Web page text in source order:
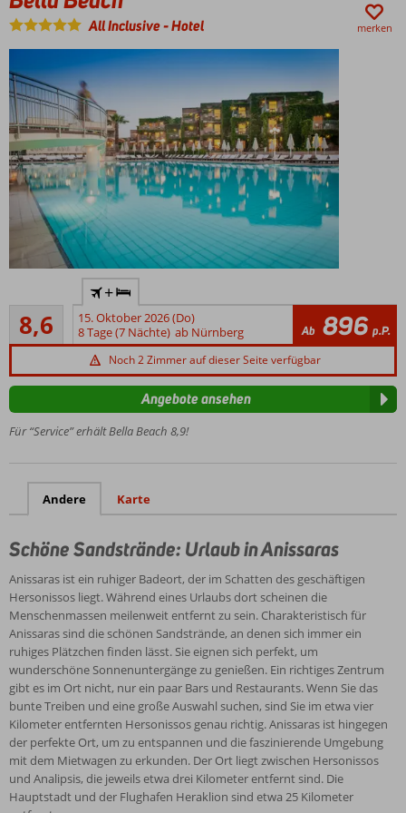
kulinarische
Genüsse
Auch
(Familien-)Zimmer
mit privatem Pool
buchbar
Halbpension
oder All-
Inclusive
möglich
All Inclusive-Hotel merken
Direkt am
Strand und 4
km von
Chersonissos
entfernt
Zahlreiche
Aktivitäten
für Jung
und Alt
Spa-
Center
8,6
Empfohlen
8
Bewertungen
+
15. Oktober 2026 (Do)
8 Tage (7 Nächte) ab Nürnberg Ab 896 p.P.
Noch 2 Zimmer auf dieser Seite verfügbar
Für “Service” erhält Bella Beach 8,9!
Angebote ansehen
Andere Karte
Schöne Sandstrände: Urlaub in Anissaras
Anissaras ist ein ruhiger Badeort, der im Schatten des geschäftigen
Hersonissos liegt. Während eines Urlaubs dort scheinen die
Menschenmassen meilenweit entfernt zu sein. Charakteristisch für
Anissaras sind die schönen Sandstrände, an denen sich immer ein
ruhiges Plätzchen finden lässt. Sie eignen sich perfekt, um
wunderschöne Sonnenuntergänge zu genießen. Ein richtiges Zentrum
gibt es im Ort nicht, nur ein paar Bars und Restaurants. Wenn Sie das
bunte Treiben und eine große Auswahl suchen, sind Sie im etwa vier
Kilometer entfernten Hersonissos genau richtig. Anissaras ist hingegen
der perfekte Ort, um zu entspannen und die faszinierende Umgebung
mit dem Mietwagen zu erkunden. Der Ort liegt zwischen Hersonissos
und Analipsis, die jeweils etwa drei Kilometer entfernt sind. Die
Hauptstadt und der Flughafen Heraklion sind etwa 25 Kilometer